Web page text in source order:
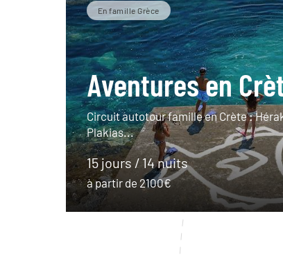
En famille Grèce
Aventures en
Circuit autotour famille en Crète :
Plakias...
15 jours / 14 nuits
à partir de 2100€